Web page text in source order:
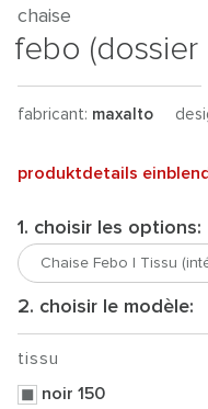
chaise
febo (dossier
fabricant: maxalto
produktdetails
1. choisir les options:
2. choisir le modèle:
tissu
noir 150